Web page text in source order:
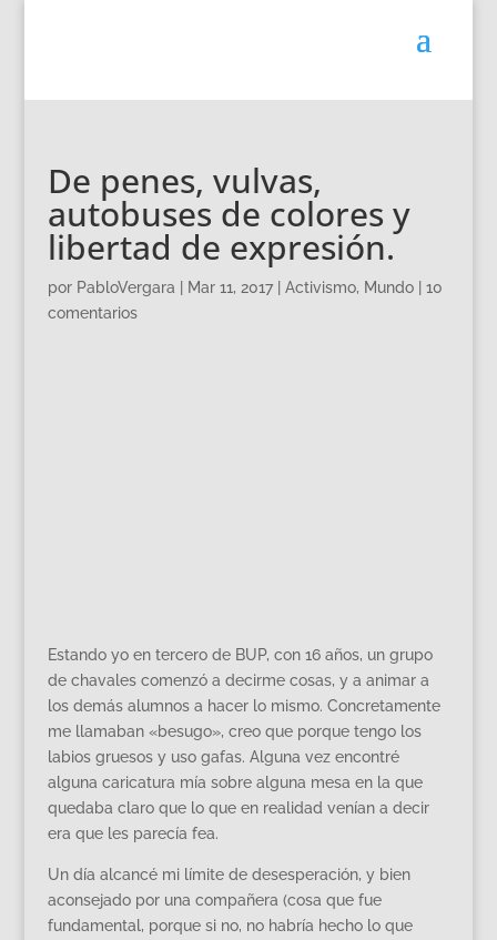
De penes, vulvas,
autobuses de colores y
libertad de expresión.
por PabloVergara Mar 11, 2017| Activismo, Mundo| 10
comentarios
Estando yo en tercero de BUP, con 16 años, un grupo
de chavales comenzó a decirme cosas, y a animar a
los demás alumnos a hacer lo mismo. Concretamente
me llamaban «besugo», creo que porque tengo los
labios gruesos y uso gafas. Alguna vez encontré
alguna caricatura mía sobre alguna mesa en la que
quedaba claro que lo que en realidad venían a decir
era que les parecía fea.
Un día alcancé mi límite de desesperación, y bien
aconsejado por una compañera (cosa que fue
fundamental, porque si no, no habría hecho lo que